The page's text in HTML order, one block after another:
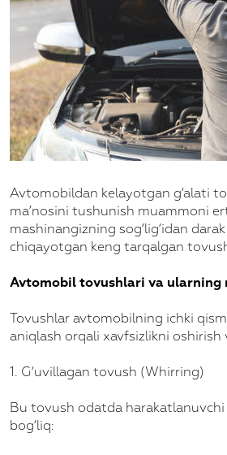
Avtomobildan kelayotgan g‘alati
ma’nosini tushunish muammoni
mashinangizning sog‘lig‘idan
chiqayotgan keng tarqalgan
Avtomobil tovushlari va ularning
Tovushlar avtomobilning ichki
aniqlash orqali xavfsizlikni
1. G‘uvillagan tovush (Whirring)
Bu tovush odatda
bog‘liq: